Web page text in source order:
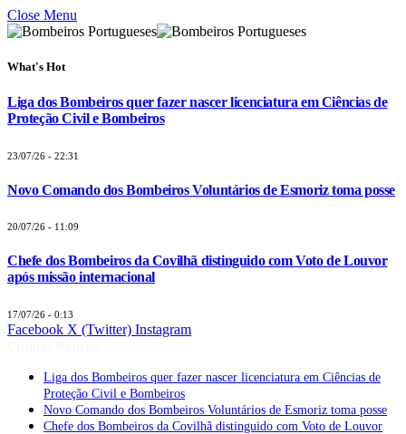
Close Menu
What's Hot
Liga dos Bombeiros quer fazer nascer licenciatura em Ciências de
Proteção Civil e Bombeiros
23/07/26 - 22:31
Novo Comando dos Bombeiros Voluntários de Esmoriz toma posse
20/07/26 - 11:09
Chefe dos Bombeiros da Covilhã distinguido com Voto de Louvor
após missão internacional
17/07/26 - 0:13
Facebook X (Twitter) Instagram
Liga dos Bombeiros quer fazer nascer licenciatura em Ciências de
Proteção Civil e Bombeiros
Novo Comando dos Bombeiros Voluntários de Esmoriz toma posse
Chefe dos Bombeiros da Covilhã distinguido com Voto de Louvor